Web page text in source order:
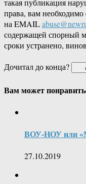
такая публикация
права, вам
на EMAIL
содержащей спорный
сроки устранено,
Дочитал до конца?
Вам может
ВОУ-НОУ или
27.10.2019